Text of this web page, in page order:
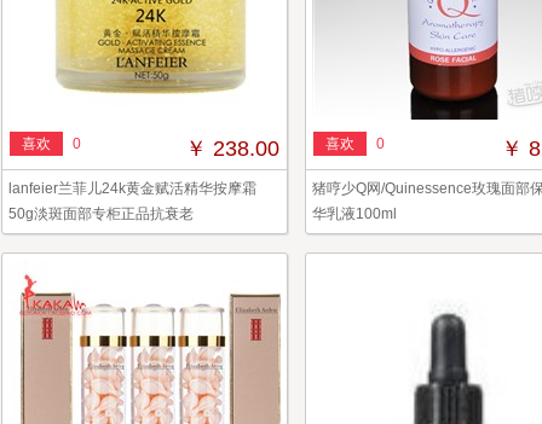
喜欢 0 ￥ 238.00
lanfeier兰菲儿24k黄金赋活精华按摩霜
50g淡斑面部专柜正品抗衰老
喜欢 0 ￥
猪哼少Q网/Quinessence玫瑰面部
华乳液100ml